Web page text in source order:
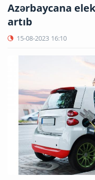
Azərbaycana
artıb
15-08-2023 16:10